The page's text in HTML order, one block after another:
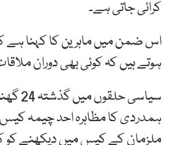
کرائی جاتی ہے۔
اس ضمن میں ماہرین کا کہنا ہے
ہوتے ہیں کہ کوئی بھی دوران
ہمدردی کا مظاہرہ احد چیمہ
ملزمان کے کیس میں دیکھنے کو